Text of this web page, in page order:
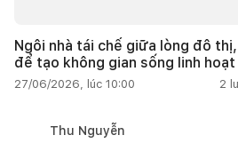
Ngôi nhà tái chế giữa lòng đô
để tạo không gian sống linh hoạt
27/06/2026, lúc 10:00 2
Thu Nguyễn